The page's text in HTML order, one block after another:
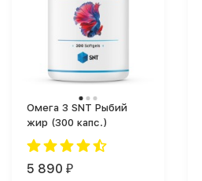
Омега 3 SNT Рыбий
жир (300 капс.)
5 890 ₽